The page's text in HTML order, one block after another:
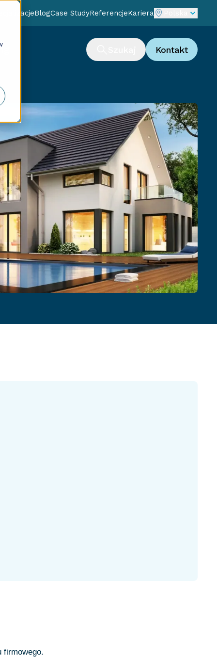
BlogCase StudyReferencjeKariera
Kontakt
firmowego.